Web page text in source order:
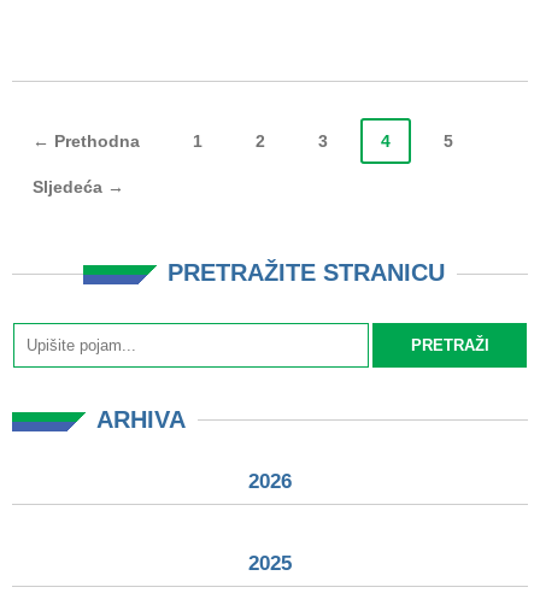
← Prethodna 1 2 3 4 5
Sljedeća →
PRETRAŽITE STRANICU
ARHIVA
2026
2025